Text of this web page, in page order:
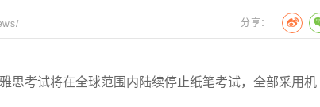
分享：
考试将在全球范围内陆续停止纸笔考试，全部采用机